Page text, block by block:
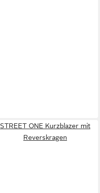
STREET ONE Kurzblazer mit
Reverskragen